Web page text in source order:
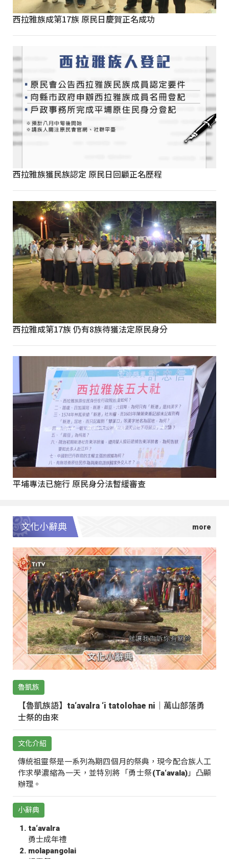
西拉雅族成第17族 原民日慶賀正名成功
西拉雅族獲民族認定 原民日回顧正名歷程
西拉雅成第17族 仍有8族待獲法定原民身分
平埔專法已施行 原民身分法暫緩審查
文化小辭典
魯凱族
【魯凱族語】ta‘avalra ‘i tatolohae ni｜萬山部落勇
士祭的由來
文化介紹
傳統祖靈祭是一系列為期四個月的祭典，現今配合族人工
作求學濃縮為一天，並特別將「勇士祭(Ta‘avala)」凸顯
辦理。
小辭典
ta‘avalra
勇士成年禮
molapangolai